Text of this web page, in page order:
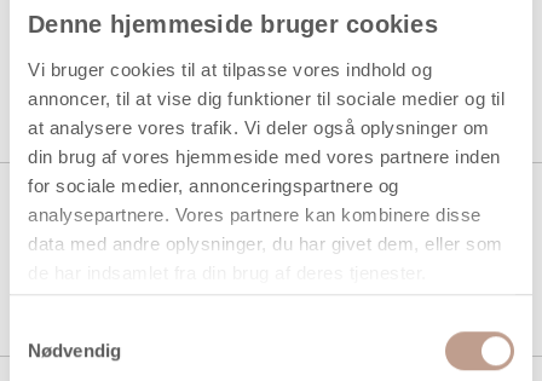
Denne hjemmeside bruger cookies
Vi bruger cookies til at tilpasse vores indhold og
annoncer, til at vise dig funktioner til sociale medier og til
at analysere vores trafik. Vi deler også oplysninger om
din brug af vores hjemmeside med vores partnere inden
for sociale medier, annonceringspartnere og
analysepartnere. Vores partnere kan kombinere disse
data med andre oplysninger, du har givet dem, eller som
Nødvendig
100 g/ 1 pk.
1 stk á 69,94 kr.
Merinould, tykkelse 21 my,
julerød, 100 g/ 1 pk.
1 stk á 69,94 kr.